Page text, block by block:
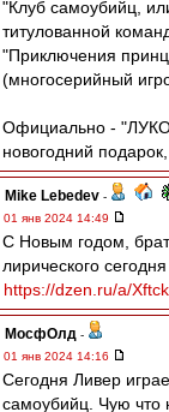
"Клуб самоубийц,
титулованной
"Приключения
(многосерийный
Официально -
новогодний подарок,
Mike Lebedev -
01 янв 2024 14:49
С Новым годом,
лирического
https://dzen.ru/a/
МосфОлд -
01 янв 2024 14:16
Сегодня Ливер
самоубийц. Чую что